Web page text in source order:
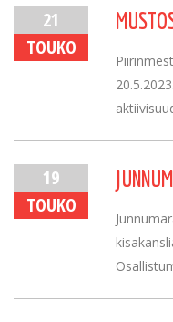
21
TOUKO
19
TOUKO